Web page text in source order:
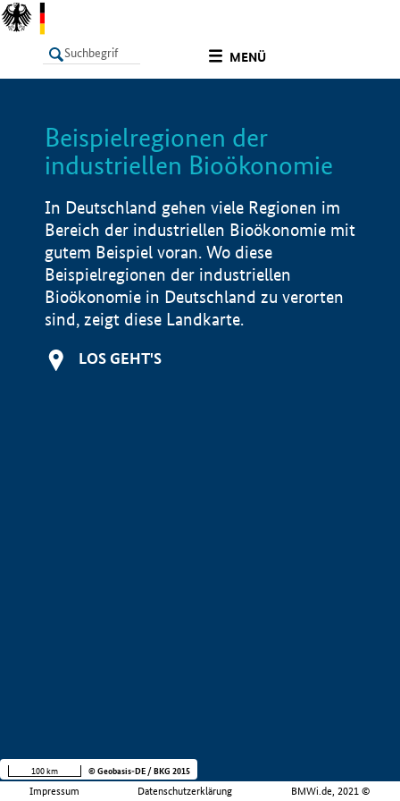
MENÜ
LISTE
Beispielregionen der
industriellen Bioökonomie
In Deutschland gehen viele Regionen im
Bereich der industriellen Bioökonomie mit
gutem Beispiel voran. Wo diese
Beispielregionen der industriellen
Bioökonomie in Deutschland zu verorten
sind, zeigt diese Landkarte.
LOS GEHT'S
Impressum Datenschutzerklärung BMWi.de, 2021 ©
100 km © Geobasis-DE / BKG 2015